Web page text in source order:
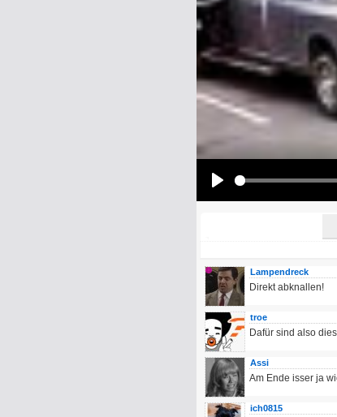
Name:
Kommentar:
Alle HTML-Tags außer <br>,
URLs werden automatisch
Ich möchte eine E-Mail,
Lampendreck
Direkt abknallen!
troe
Dafür sind also
Assi
Am Ende isser ja
ich0815